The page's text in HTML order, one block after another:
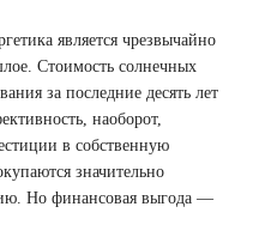
является чрезвычайно
Стоимость солнечных
за последние десять лет
наоборот,
в собственную
значительно
Но финансовая выгода —